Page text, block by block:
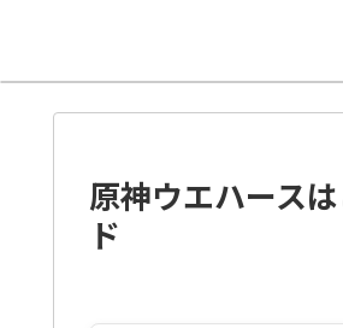
原神ウエハース
ド